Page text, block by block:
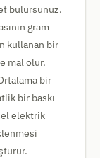
bulursunuz.
gram
kullanan bir
mal olur.
bir
bir baskı
elektrik